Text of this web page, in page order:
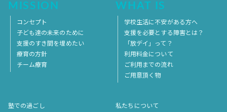
MISSION
コンセプト
子ども達の未来のために
支援のすき間を埋めたい
療育の方針
チーム療育
WHAT IS
学校生活に不安がある方へ
支援を必要とする障害とは？
「放デイ」って？
利用料金について
ご利用までの流れ
ご用意頂く物
塾での過ごし 私たちについて